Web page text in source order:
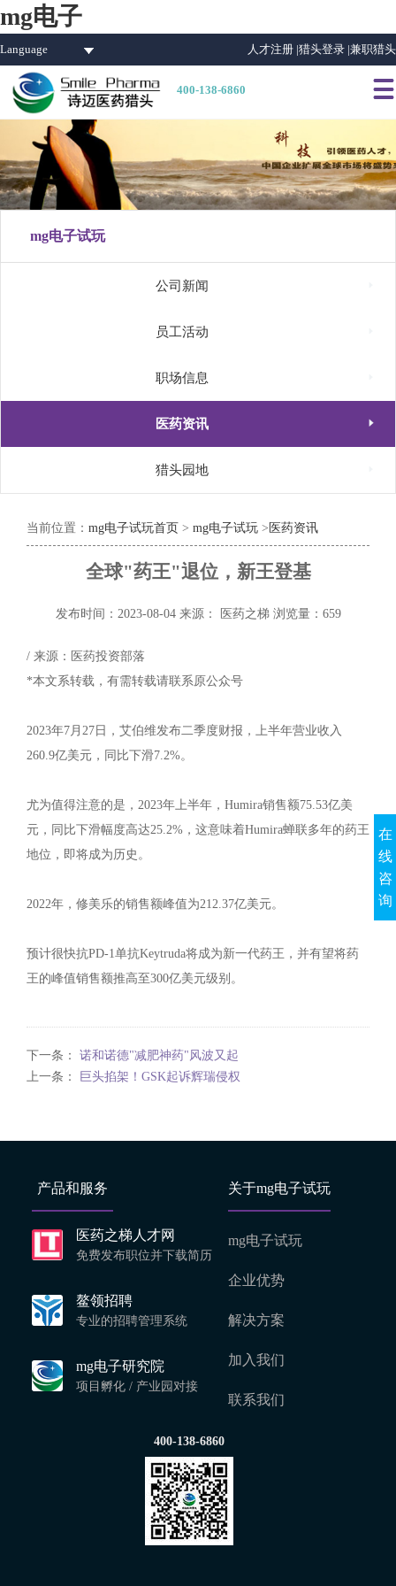
mg电子
Language 人才注册 |猎头登录 |兼职猎头
400-138-6860 
mg电子试玩
公司新闻
员工活动
职场信息
医药资讯 
猎头园地
当前位置： mg电子试玩首页 > mg电子试玩 > 医药资讯
全球"药王"退位，新王登基
发布时间：2023-08-04 来源： 医药之梯 浏览量：659
/ 来源：医药投资部落
*本文系转载，有需转载请联系原公众号
2023年7月27日，艾伯维发布二季度财报，上半年营业收入
260.9亿美元，同比下滑7.2%。
尤为值得注意的是，2023年上半年，Humira销售额75.53亿美
元，同比下滑幅度高达25.2%，这意味着Humira蝉联多年的药王
地位，即将成为历史。
2022年，修美乐的销售额峰值为212.37亿美元。
预计很快抗PD-1单抗Keytruda将成为新一代药王，并有望将药
王的峰值销售额推高至300亿美元级别。
下一条： 诺和诺德"减肥神药"风波又起
上一条：
巨头掐架！GSK起诉辉瑞侵权
产品和服务
医药之梯人才网
免费发布职位并下载简历
鳌领招聘
专业的招聘管理系统
mg电子研究院
项目孵化 / 产业园对接
关于mg电子试玩
mg电子试玩
企业优势
解决方案
加入我们
联系我们
400-138-6860
在
线
咨
询